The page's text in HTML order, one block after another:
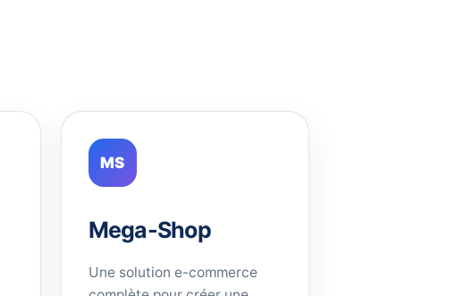
MS
Mega-Shop
Une solution e-commerce